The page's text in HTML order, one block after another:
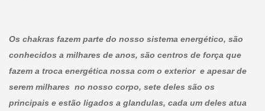
Os chakras fazem parte do nosso sistema energético, são
conhecidos a milhares de anos, são centros de força que
fazem a troca energética nossa com o exterior e apesar de
serem milhares no nosso corpo, sete deles são os
principais e estão ligados a glandulas, cada um deles atua